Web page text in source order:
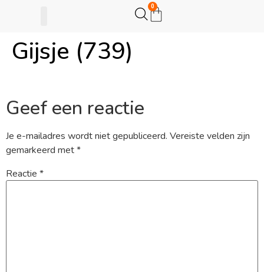
0
Gijsje (739)
Geef een reactie
Je e-mailadres wordt niet gepubliceerd. Vereiste velden zijn
gemarkeerd met*
Reactie *